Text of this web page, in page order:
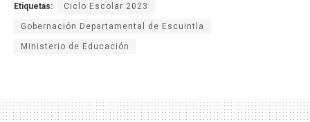
Etiquetas: Ciclo Escolar 2023
Gobernación Departamental de Escuintla
Ministerio de Educación